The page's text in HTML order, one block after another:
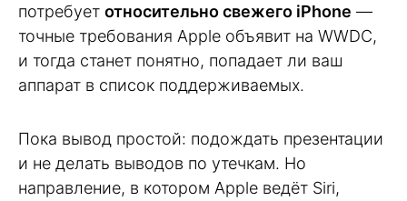
потребует относительно свежего iPhone —
точные требования Apple объявит на WWDC,
и тогда станет понятно, попадает ли ваш
аппарат в список поддерживаемых.
Пока вывод простой: подождать презентации
и не делать выводов по утечкам. Но
направление, в котором Apple ведёт Siri,